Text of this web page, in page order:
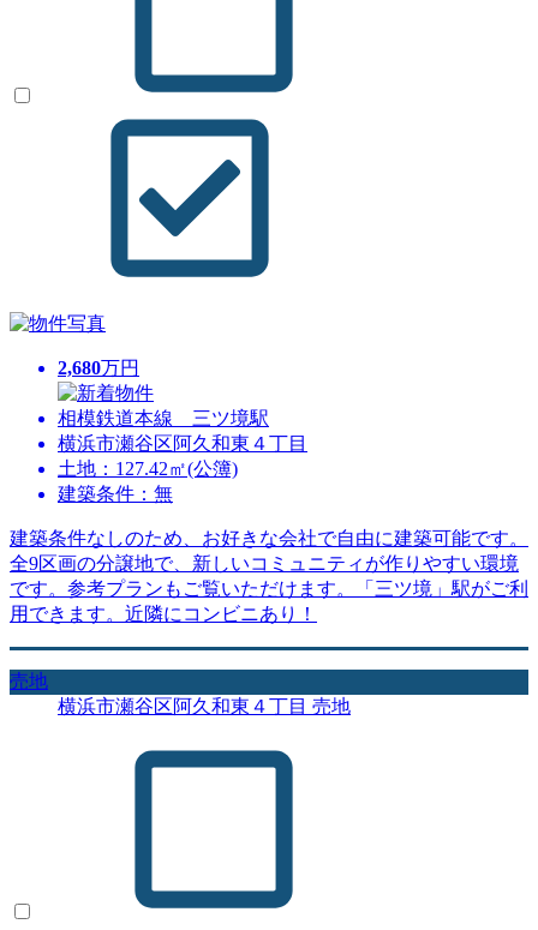
2,680万円
相模鉄道本線 三ツ境駅
横浜市瀬谷区阿久和東４丁目
土地：127.42㎡(公簿)
建築条件：無
建築条件なしのため、お好きな会社で自由に建築可能です。
全9区画の分譲地で、新しいコミュニティが作りやすい環境
です。参考プランもご覧いただけます。「三ツ境」駅がご利
用できます。近隣にコンビニあり！
売地
横浜市瀬谷区阿久和東４丁目 売地